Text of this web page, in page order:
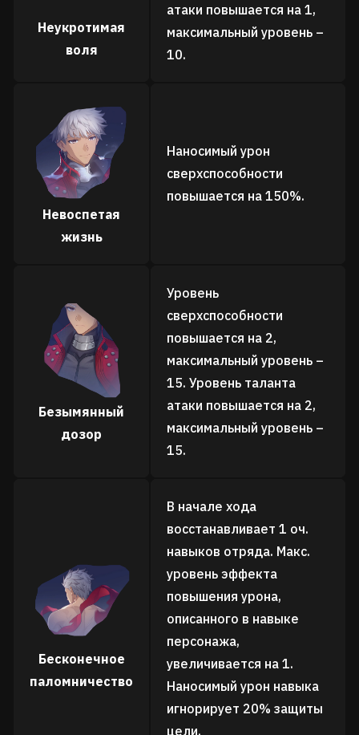
Неукротимая
воля
атаки повышается на 1,
максимальный уровень –
10.
Невоспетая
жизнь
Наносимый урон
сверхспособности
повышается на 150%.
Безымянный
дозор
Уровень
сверхспособности
повышается на 2,
максимальный уровень –
15. Уровень таланта
атаки повышается на 2,
максимальный уровень –
15.
Бесконечное
паломничество
В начале хода
восстанавливает 1 оч.
навыков отряда. Макс.
уровень эффекта
повышения урона,
описанного в навыке
персонажа,
увеличивается на 1.
Наносимый урон навыка
игнорирует 20% защиты
цели.